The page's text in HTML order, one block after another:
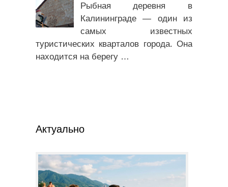
Рыбная деревня в
Калининграде — один из
самых известных
туристических кварталов города. Она
находится на берегу …
Актуально